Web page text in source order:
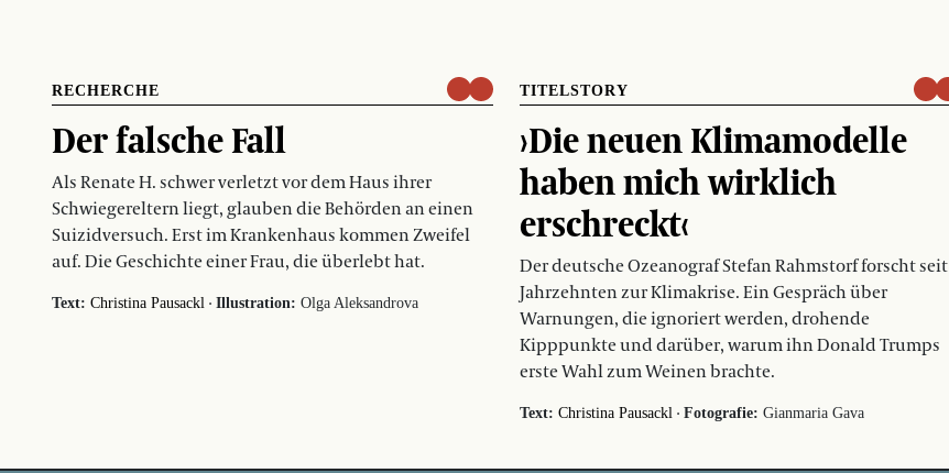
RECHERCHE
Der falsche Fall
Als Renate H. schwer verletzt vor dem Haus ihrer
Schwiegereltern liegt, glauben die Behörden an einen
Suizidversuch. Erst im Krankenhaus kommen Zweifel
auf. Die Geschichte einer Frau, die überlebt hat.
Text: Christina Pausackl · Illustration: Olga Aleksandrova
TITELSTORY
›Die neuen Klimamodelle
haben mich wirklich
erschreckt‹
Der deutsche Ozeanograf Stefan Rahmstorf forscht seit
Jahrzehnten zur Klimakrise. Ein Gespräch über
Warnungen, die ignoriert werden, drohende
Kipppunkte und darüber, warum ihn Donald Trumps
erste Wahl zum Weinen brachte.
Text: Christina Pausackl· Fotografie: Gianmaria Gava